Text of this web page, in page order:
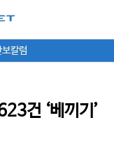
보칼럼
건 ‘베끼기’